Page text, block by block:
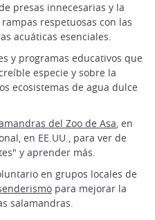
presas innecesarias y la
respetuosas con las
acuáticas esenciales.
y programas educativos que
especie y sobre la
ecosistemas de agua dulce
del Zoo de Asa, en
en EE.UU., para ver de
y aprender más.
en grupos locales de
para mejorar la
salamandras.